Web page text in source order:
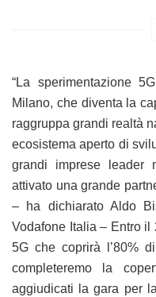
“La sperimentazione
Milano, che diventa la
raggruppa grandi realtà
ecosistema aperto di
grandi imprese leader
attivato una grande
– ha dichiarato Aldo
Vodafone Italia – Entro il
5G che coprirà l’80%
completeremo la
aggiudicati la gara per